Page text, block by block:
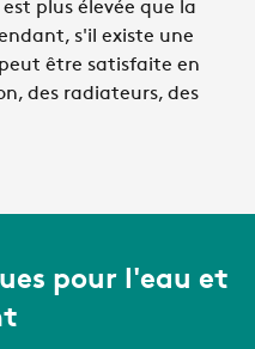
plus élevée que la
s'il existe une
être satisfaite en
des radiateurs, des
pour l'eau et